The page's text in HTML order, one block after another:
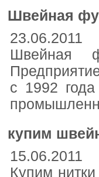
Швейная
23.06.2011
Швейная
с 1992
купим
15.06.2011
Купим